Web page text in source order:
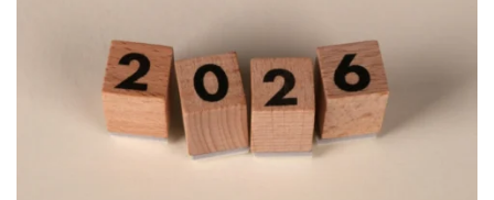
Beratersuche
Standorte in Mitteldeutschland
Leistungen